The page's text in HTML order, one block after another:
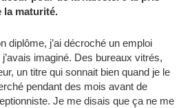
la maturité.
diplôme, j’ai décroché un emploi
imaginé. Des bureaux vitrés,
un titre qui sonnait bien quand je le
pendant des mois avant de
Je me disais que ça ne me